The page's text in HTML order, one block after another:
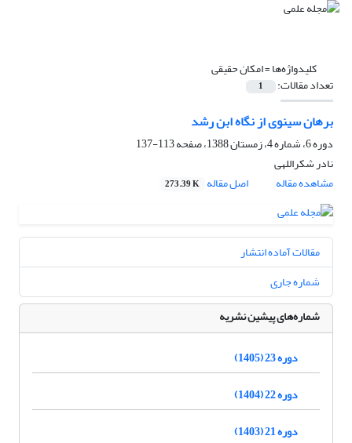
کلیدواژه‌ها =امکان حقیقی
تعداد مقالات: 1
برهان سینوی از نگاه ابن رشد
دوره 6، شماره 4، زمستان 1388، صفحه
113-137
نادر شکراللهی
مشاهده مقاله
اصل مقاله 273.39 K
مقالات آماده انتشار
شماره جاری
شماره‌های پیشین نشریه
دوره 23 (1405)
دوره 22 (1404)
دوره 21 (1403)